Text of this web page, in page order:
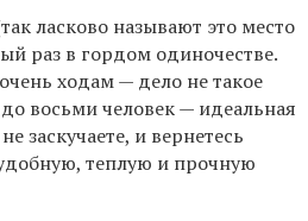
ласково называют это место
раз в гордом одиночестве.
ходам — дело не такое
восьми человек — идеальная
заскучаете, и вернетесь
теплую и прочную